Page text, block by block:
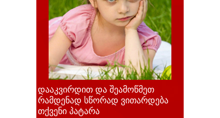
დააკვირდით და შეამოწმეთ
რამდენად სწორად ვითარდება
თქვენი პატარა